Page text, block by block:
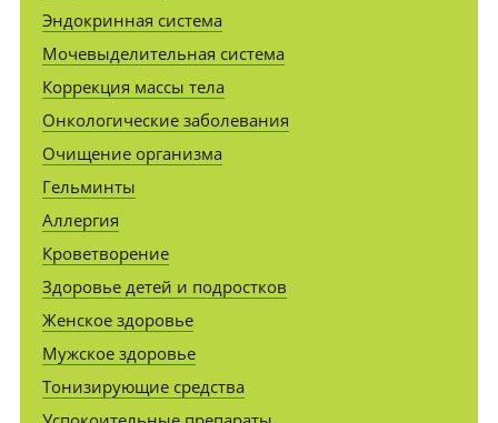
Эндокринная система
Мочевыделительная система
Коррекция массы тела
Онкологические заболевания
Очищение организма
Гельминты
Аллергия
Кроветворение
Здоровье детей и подростков
Женское здоровье
Мужское здоровье
Тонизирующие средства